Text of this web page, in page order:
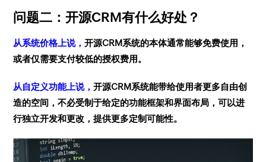
问题二：开源CRM有什么好处？
从系统价格上说，开源CRM系统的本体通常能够免费使用，
或者仅需要支付较低的授权费用。
从自定义功能上说，开源CRM系统能带给使用者更多自由创
造的空间，不必受制于给定的功能框架和界面布局，可以进
行独立开发和更改，提供更多定制可能性。